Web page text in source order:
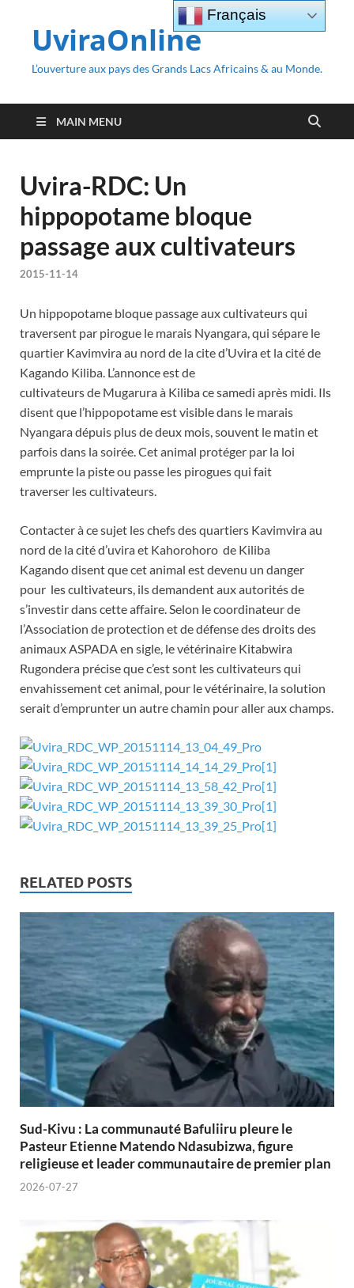
UviraOnline
L’ouverture aux pays des Grands Lacs Africains & au Monde.
MAIN MENU
Uvira-RDC: Un
hippopotame bloque
passage aux cultivateurs
2015-11-14
Un hippopotame bloque passage aux cultivateurs qui
traversent par pirogue le marais Nyangara, qui sépare le
quartier Kavimvira au nord de la cite d’Uvira et la cité de
Kagando Kiliba. L’annonce est de
cultivateurs de Mugarura à Kiliba ce samedi après midi. Ils
disent que l’hippopotame est visible dans le marais
Nyangara dépuis plus de deux mois, souvent le matin et
parfois dans la soirée. Cet animal protéger par la loi
emprunte la piste ou passe les pirogues qui fait
traverser les cultivateurs.
Contacter à ce sujet les chefs des quartiers Kavimvira au
nord de la cité d’uvira et Kahorohoro de Kiliba
Kagando disent que cet animal est devenu un danger
pour les cultivateurs, ils demandent aux autorités de
s’investir dans cette affaire. Selon le coordinateur de
l’Association de protection et de défense des droits des
animaux ASPADA en sigle, le vétérinaire Kitabwira
Rugondera précise que c’est sont les cultivateurs qui
envahissement cet animal, pour le vétérinaire, la solution
serait d’emprunter un autre chamin pour aller aux champs.
RELATED POSTS
Sud-Kivu : La communauté Bafuliiru pleure le
Pasteur Etienne Matendo Ndasubizwa, figure
religieuse et leader communautaire de premier plan
2026-07-27
Français